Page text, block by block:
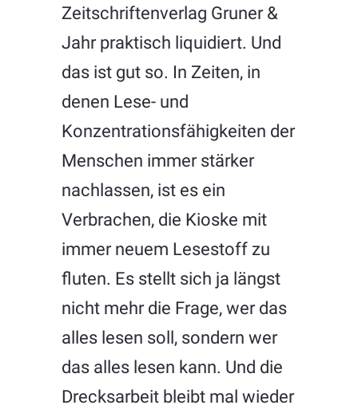
Zeitschriftenverlag Gruner &
Jahr praktisch liquidiert. Und
das ist gut so. In Zeiten, in
denen Lese- und
Konzentrationsfähigkeiten der
Menschen immer stärker
nachlassen, ist es ein
Verbrachen, die Kioske mit
immer neuem Lesestoff zu
fluten. Es stellt sich ja längst
nicht mehr die Frage, wer das
alles lesen soll, sondern wer
das alles lesen kann. Und die
Drecksarbeit bleibt mal wieder